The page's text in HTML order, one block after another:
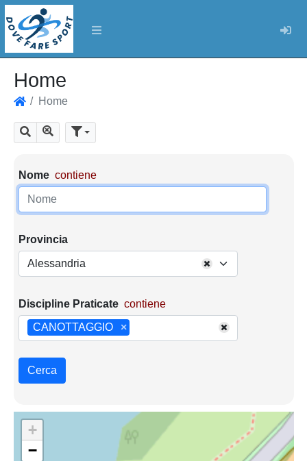
Home
Home
Cerca Mostra tutti i risultati
Parametri di ricerca
Nome contiene
Provincia
Alessandria
Discipline Praticate contiene
×
CANOTTAGGIO
Cerca
+
−